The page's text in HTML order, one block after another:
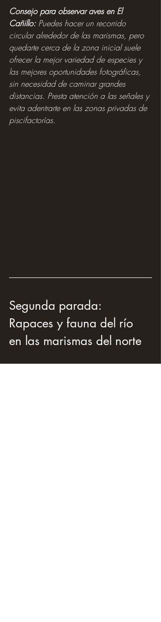
Consejo para observar aves en El
Cañillo: Puedes hacer un recorrido
circular alrededor de las marismas, pero
quedarte cerca de la zona inicial suele
ofrecer la mejor variedad de especies y
las mejores oportunidades fotográficas,
sin necesidad de caminar grandes
distancias. Presta atención a las señales y
evita adentrarte en las zonas privadas de
piscifactorías.
Segunda parada:
Rapaces y fauna del río
en las marismas del norte